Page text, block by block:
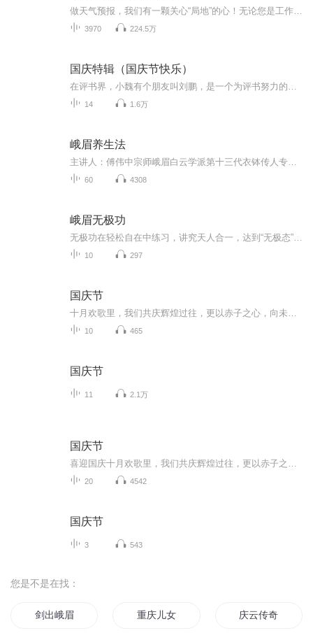
3970 224.5万
国庆特辑（国庆节快乐）
14 1.6万
峨眉养生法
60 4308
峨眉无极功
10 297
国庆节
10 465
国庆节
11 2.1万
国庆节
20 4542
国庆节
3 543
您是不是在找：
剑出峨眉 重庆儿女 庆云传奇